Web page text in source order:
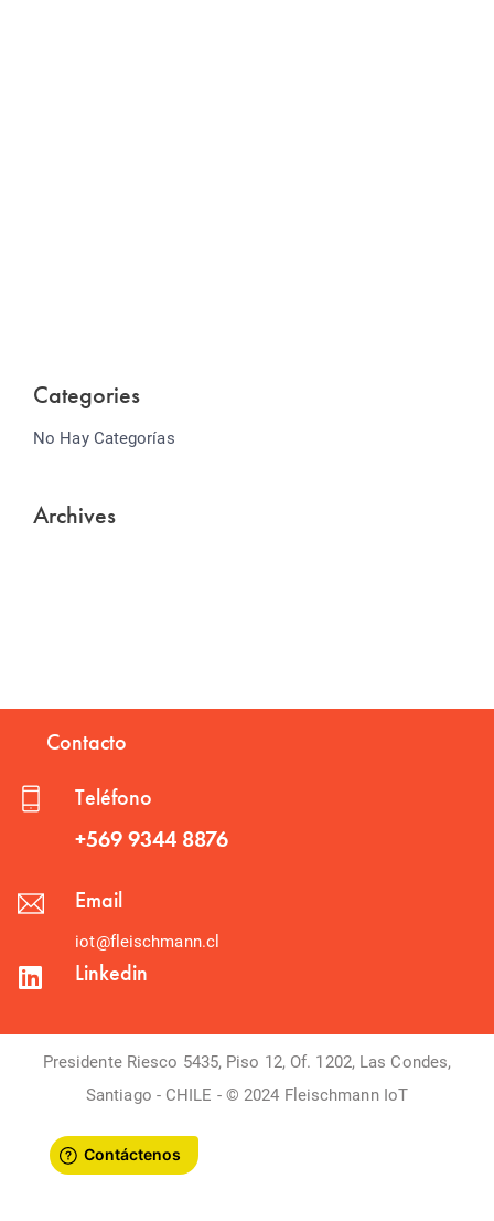
Categories
No Hay Categorías
Archives
Contacto
Teléfono
+569 9344 8876
Email
iot@fleischmann.cl
Linkedin
Presidente Riesco 5435, Piso 12, Of. 1202, Las Condes,
Santiago - CHILE - © 2024 Fleischmann IoT